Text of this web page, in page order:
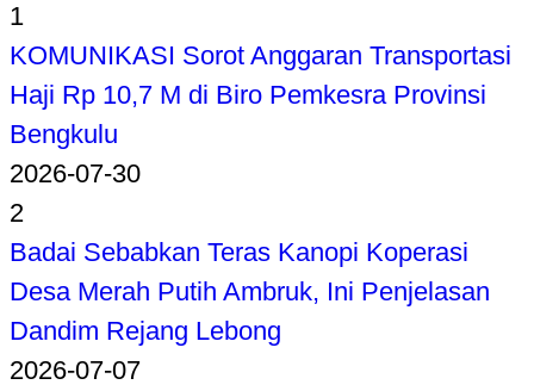
1
KOMUNIKASI Sorot Anggaran Transportasi
Haji Rp 10,7 M di Biro Pemkesra Provinsi
Bengkulu
2026-07-30
2
Badai Sebabkan Teras Kanopi Koperasi
Desa Merah Putih Ambruk, Ini Penjelasan
Dandim Rejang Lebong
2026-07-07